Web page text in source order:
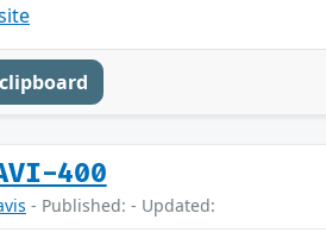
400
- Published: - Updated: